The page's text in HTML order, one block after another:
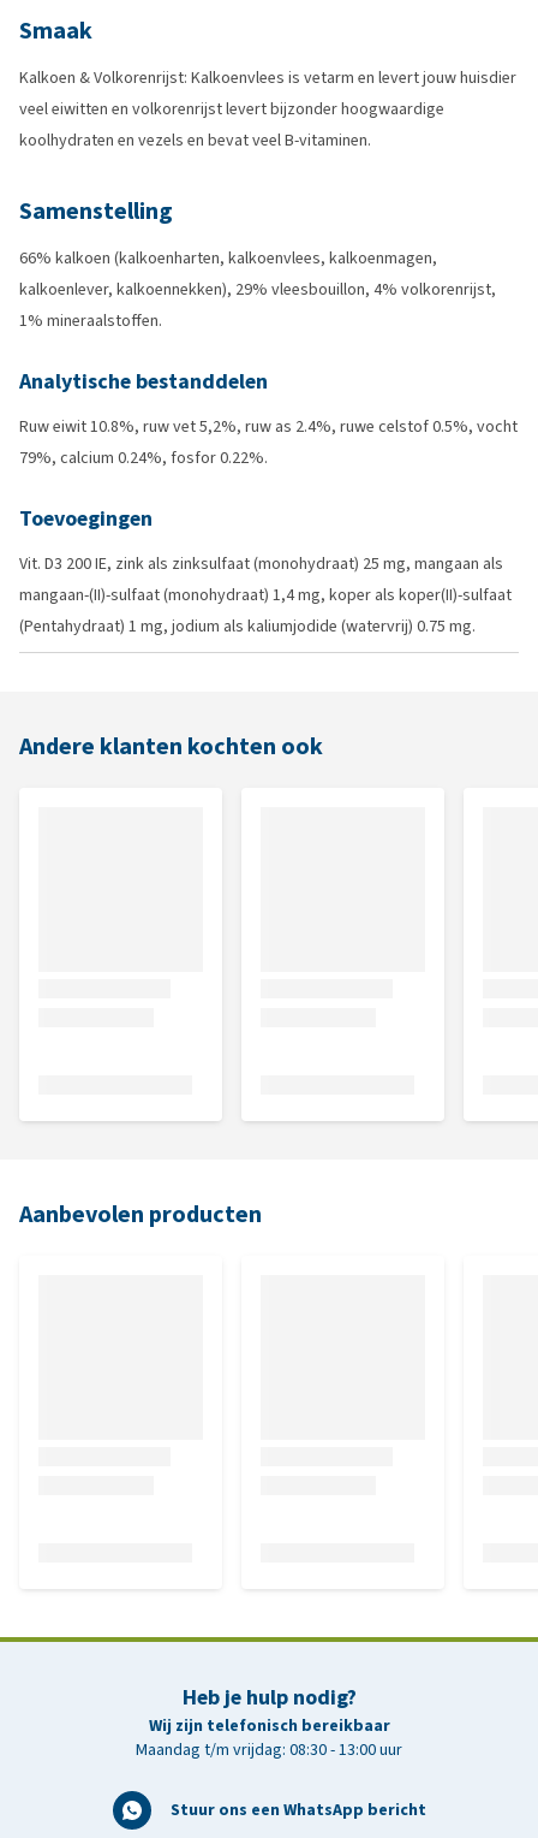
Smaak
Kalkoen & Volkorenrijst: Kalkoenvlees is vetarm en levert jouw huisdier
veel eiwitten en volkorenrijst levert bijzonder hoogwaardige
koolhydraten en vezels en bevat veel B-vitaminen.
Samenstelling
66% kalkoen (kalkoenharten, kalkoenvlees, kalkoenmagen,
kalkoenlever, kalkoennekken), 29% vleesbouillon, 4% volkorenrijst,
1% mineraalstoffen.
Analytische bestanddelen
Ruw eiwit 10.8%, ruw vet 5,2%, ruw as 2.4%, ruwe celstof 0.5%, vocht
79%, calcium 0.24%, fosfor 0.22%.
Toevoegingen
Vit. D3 200 IE, zink als zinksulfaat (monohydraat) 25 mg, mangaan als
mangaan-(II)-sulfaat (monohydraat) 1,4 mg, koper als koper(II)-sulfaat
(Pentahydraat) 1 mg, jodium als kaliumjodide (watervrij) 0.75 mg.
Andere klanten kochten ook
Aanbevolen producten
Heb je hulp nodig?
Wij zijn telefonisch bereikbaar
Maandag t/m vrijdag: 08:30 - 13:00 uur
Stuur ons een WhatsApp bericht